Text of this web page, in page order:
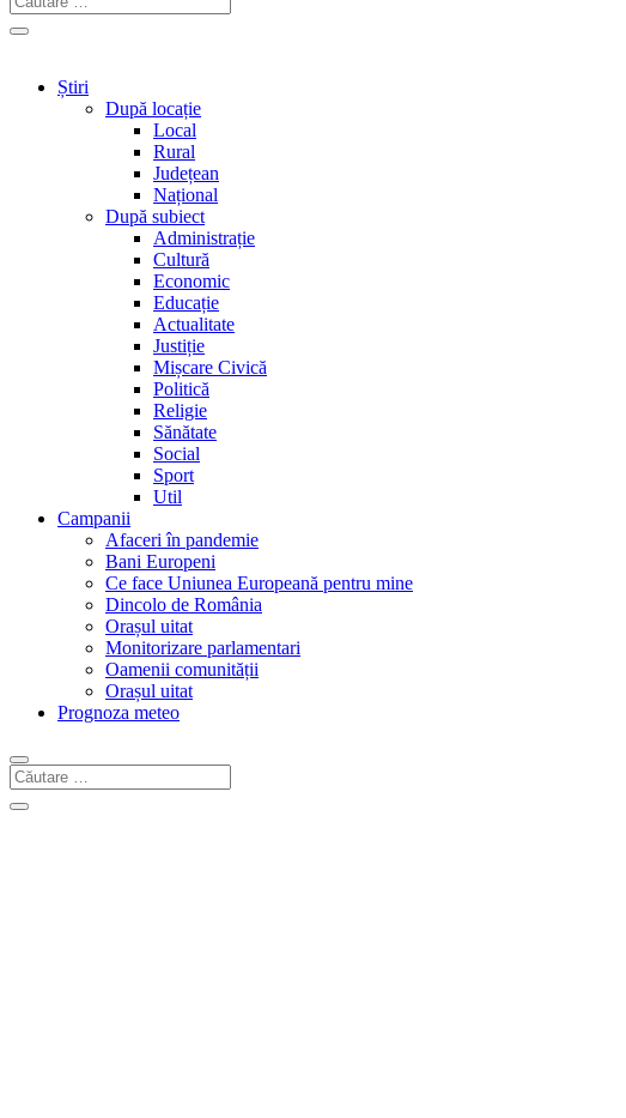
Știri
După locație
Local
Rural
Județean
Național
După subiect
Administrație
Cultură
Economic
Educație
Actualitate
Justiție
Mișcare Civică
Politică
Religie
Sănătate
Social
Sport
Util
Campanii
Afaceri în pandemie
Bani Europeni
Ce face Uniunea Europeană pentru mine
Dincolo de România
Orașul uitat
Monitorizare parlamentari
Oamenii comunității
Orașul uitat
Prognoza meteo